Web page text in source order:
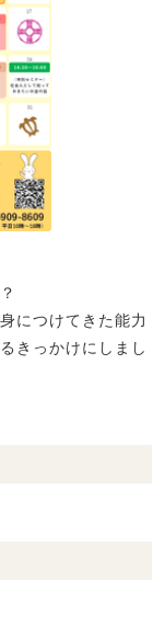
につけてきた能力
きっかけにしまし